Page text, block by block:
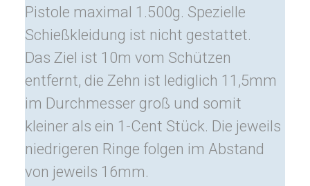
Pistole maximal 1.500g. Spezielle
Schießkleidung ist nicht gestattet.
Das Ziel ist 10m vom Schützen
entfernt, die Zehn ist lediglich 11,5mm
im Durchmesser groß und somit
kleiner als ein 1-Cent Stück. Die jeweils
niedrigeren Ringe folgen im Abstand
von jeweils 16mm.